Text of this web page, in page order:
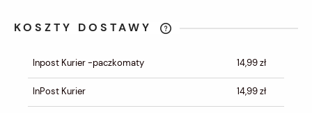
KOSZTY DOSTAWY
KOSZTÓW PŁATNOŚCI
Inpost Kurier -paczkomaty 14,99 zł
InPost Kurier 14,99 zł